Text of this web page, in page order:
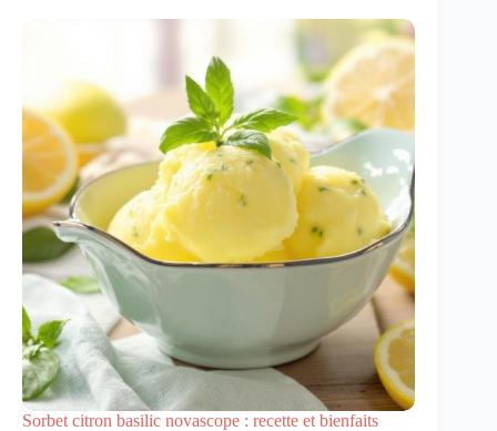
Sorbet citron basilic novascope : recette et bienfaits